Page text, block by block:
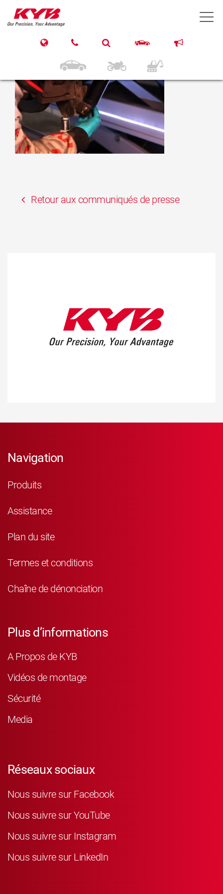
27 mars 2017
KYB JEEP Wrangler III
Retour aux communiqués de presse
Navigation
Produits
Assistance
Plan du site
Termes et conditions
Chaîne de dénonciation
Plus d’informations
A Propos de KYB
Vidéos de montage
Sécurité
Media
Réseaux sociaux
Nous suivre sur Facebook
Nous suivre sur YouTube
Nous suivre sur Instagram
Nous suivre sur LinkedIn